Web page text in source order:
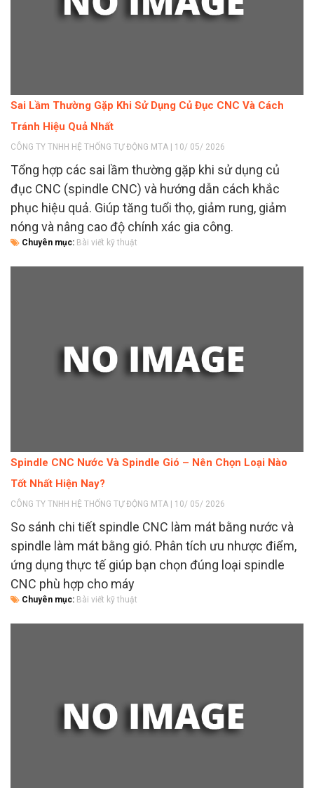
Sai Lầm Thường Gặp Khi Sử Dụng Củ Đục CNC Và Cách
Tránh Hiệu Quả Nhất
CÔNG TY TNHH HỆ THỐNG TỰ ĐỘNG MTA | 10/ 05/ 2026
Tổng hợp các sai lầm thường gặp khi sử dụng củ
đục CNC (spindle CNC) và hướng dẫn cách khắc
phục hiệu quả. Giúp tăng tuổi thọ, giảm rung, giảm
nóng và nâng cao độ chính xác gia công.
Chuyên mục: Bài viết kỹ thuật
Spindle CNC Nước Và Spindle Gió – Nên Chọn Loại Nào
Tốt Nhất Hiện Nay?
CÔNG TY TNHH HỆ THỐNG TỰ ĐỘNG MTA | 10/ 05/ 2026
So sánh chi tiết spindle CNC làm mát bằng nước và
spindle làm mát bằng gió. Phân tích ưu nhược điểm,
ứng dụng thực tế giúp bạn chọn đúng loại spindle
CNC phù hợp cho máy
Chuyên mục: Bài viết kỹ thuật